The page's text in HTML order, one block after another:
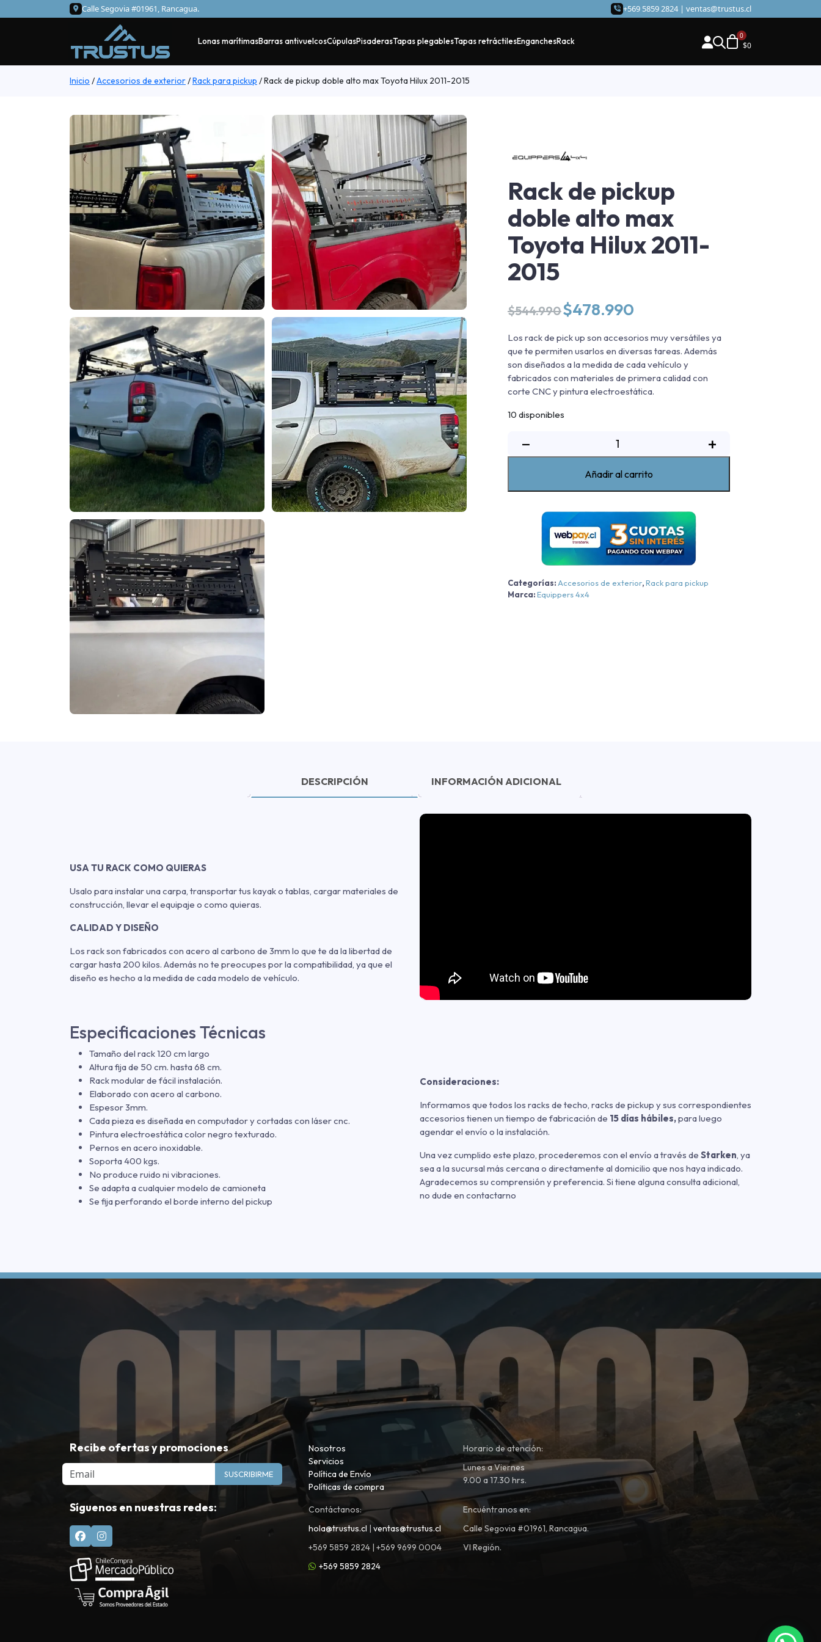
Calle Segovia #01961, Rancagua. +569 5859 2824 | ventas@trustus.cl
Lonas marítimasBarras antivuelcosCúpulasPisaderasTapas plegablesTapas retráctilesEnganchesRack $0
Inicio /Accesorios de exterior/Rack para pickup /Rack de pickup doble alto max Toyota Hilux 2011-2015
Rack de pickup
doble alto max
Toyota Hilux 2011-
2015
$544.990 El
precio
original
era:
$544.990.
$478.990
actual
es:
$478.990.
Los rack de pick up son accesorios muy versátiles ya
que te permiten usarlos en diversas tareas. Además
son diseñados a la medida de cada vehículo y
fabricados con materiales de primera calidad con
corte CNC y pintura electroestática.
10 disponibles
−
de
max
Toyota
Hilux
2011-
cantidad
+
Añadir al carrito
Categorías: Accesorios de exterior,Rack para pickup
Marca:Equippers 4x4
DESCRIPCIÓN INFORMACIÓN ADICIONAL
USA TU RACK COMO QUIERAS
Usalo para instalar una carpa, transportar tus kayak o tablas, cargar materiales de
construcción, llevar el equipaje o como quieras.
CALIDAD Y DISEÑO
Los rack son fabricados con acero al carbono de 3mm lo que te da la libertad de
cargar hasta 200 kilos. Además no te preocupes por la compatibilidad, ya que el
diseño es hecho a la medida de cada modelo de vehículo.
Especificaciones Técnicas
Tamaño del rack 120 cm largo
Altura fija de 50 cm. hasta 68 cm.
Rack modular de fácil instalación.
Elaborado con acero al carbono.
Espesor 3mm.
Cada pieza es diseñada en computador y cortadas con láser cnc.
Pintura electroestática color negro texturado.
Pernos en acero inoxidable.
Soporta 400 kgs.
No produce ruido ni vibraciones.
Se adapta a cualquier modelo de camioneta
Se fija perforando el borde interno del pickup
Consideraciones:
Informamos que todos los racks de techo, racks de pickup y sus correspondientes
accesorios tienen un tiempo de fabricación de 15 días hábiles,para luego
agendar el envío o la instalación.
Una vez cumplido este plazo, procederemos con el envío a través de Starken , ya
sea a la sucursal más cercana o directamente al domicilio que nos haya indicado.
Agradecemos su comprensión y preferencia. Si tiene alguna consulta adicional,
no dude en contactarno
Recibe ofertas y promociones
Email SUSCRIBIRME
Síguenos en nuestras redes:
Nosotros
Servicios
Política de Envío
Políticas de compra
Horario de atención:
Lunes a Viernes
9.00 a 17.30 hrs.
Contáctanos:
hola@trustus.cl
ventas@trustus.cl
+569 5859 2824 | +569 9699 0004
+569 5859 2824
Encuéntranos en:
Calle Segovia #01961, Rancagua.
VI Región.